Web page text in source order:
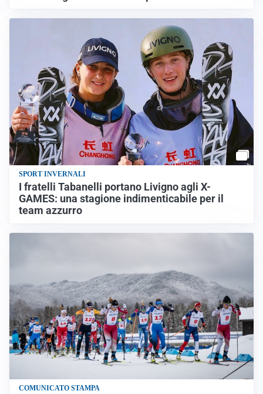
SPORT INVERNALI
I fratelli Tabanelli portano Livigno agli X-
GAMES: una stagione indimenticabile per il
team azzurro
COMUNICATO STAMPA